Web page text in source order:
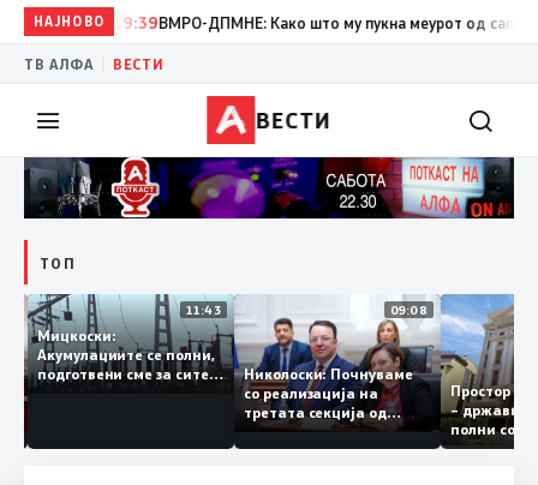
НАЈНОВО19:39ВМРО-ДПМНЕ: Како што му пукна меурот од сапуница
ТВ АЛФА ВЕСТИ
ВЕСТИ
ТОП
за
11:43
Мицкоски:
Акумулациите се полни,
подготвени сме за сите
ризици, не размислување
09:08
Николоски: Почнуваме
со реализација на
третата секција од
железничкиот Коридор
8, Македонија станува
Простор
–
полни